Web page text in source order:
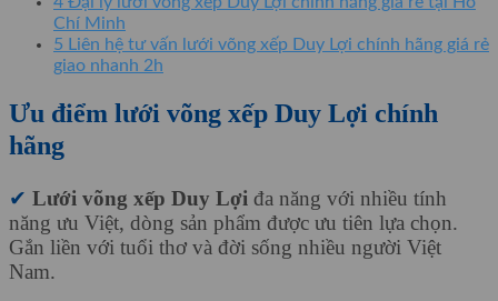
Chí Minh
5 Liên hệ tư vấn lưới võng xếp Duy Lợi chính hãng giá rẻ
giao nhanh 2h
Ưu điểm lưới võng xếp Duy Lợi chính
hãng
✔ Lưới võng xếp Duy Lợi đa năng với nhiều tính
năng ưu Việt, dòng sản phẩm được ưu tiên lựa chọn.
Gắn liền với tuổi thơ và đời sống nhiều người Việt
Nam.